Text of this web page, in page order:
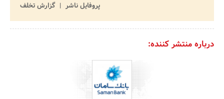
پروفایل ناشر
گزارش تخلف
درباره منتشر کننده: